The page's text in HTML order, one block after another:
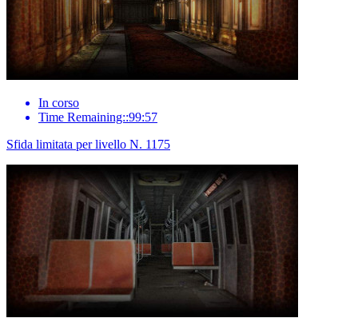
In corso
Time Remaining::99:57
Sfida limitata per livello N. 1175